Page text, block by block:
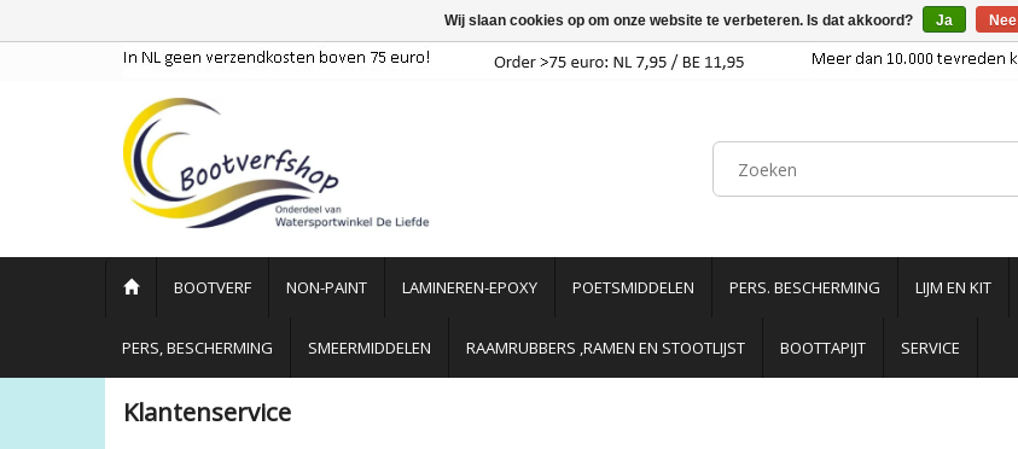
BOOTVERF NON-PAINT LAMINEREN-EPOXY POETSMIDDELEN PERS. BESCHERMING LIJM EN KIT
PERS, BESCHERMING SMEERMIDDELEN RAAMRUBBERS ,RAMEN EN STOOTLIJST BOOTTAPIJT SERVICE
Klantenservice
Wij slaan cookies op om onze website te verbeteren. Is dat akkoord? Ja Nee